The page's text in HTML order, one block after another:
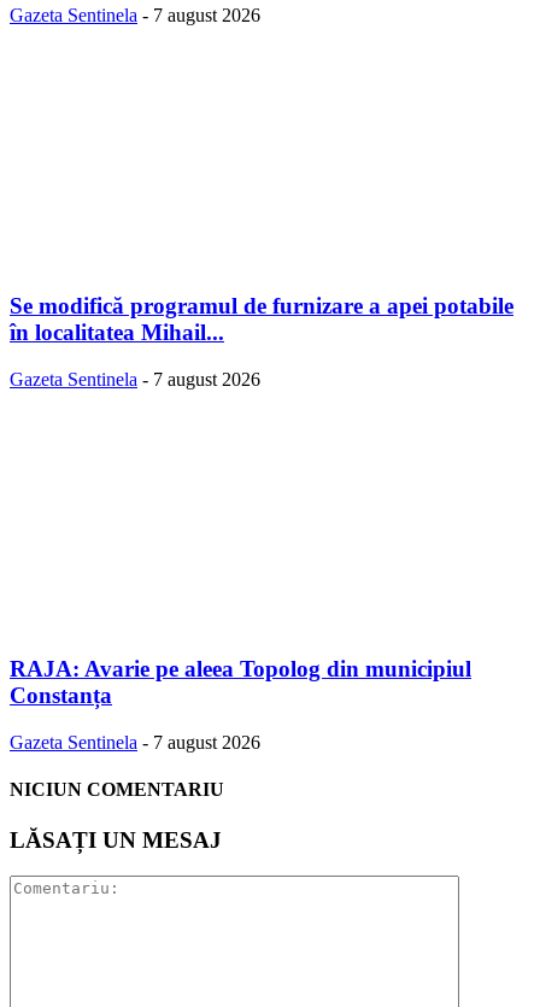
Gazeta Sentinela - 7 august 2026
Se modifică programul de furnizare a apei potabile
în localitatea Mihail...
Gazeta Sentinela - 7 august 2026
RAJA: Avarie pe aleea Topolog din municipiul
Constanța
Gazeta Sentinela - 7 august 2026
NICIUN COMENTARIU
LĂSAȚI UN MESAJ